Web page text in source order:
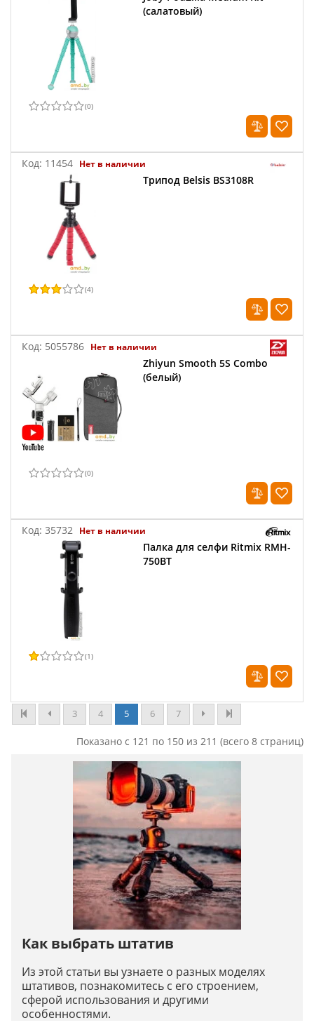
(салатовый)
(0)
Код: 11454 Нет в наличии
Трипод Belsis BS3108R
(4)
Код: 5055786 Нет в наличии
Zhiyun Smooth 5S Combo
(белый)
(0)
Код: 35732 Нет в наличии
Палка для селфи Ritmix RMH-
750BT
(1)
3 4 5 6 7
Показано с 121 по 150 из 211 (всего 8 страниц)
Как выбрать штатив
Из этой статьи вы узнаете о разных моделях
штативов, познакомитесь с его строением,
сферой использования и другими
особенностями.